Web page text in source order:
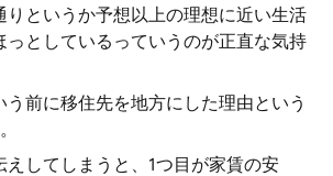
りというか予想以上の理想に近い生活
っとしているっていうのが正直な気持
う前に移住先を地方にした理由という
えしてしまうと、1つ目が家賃の安